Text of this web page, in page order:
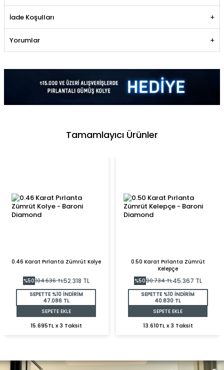
İade Koşulları
Yorumlar
Tamamlayıcı Ürünler
0.46 Karat Pırlanta Zümrüt Kolye
%50104.636TL52.318 TL
SEPETTE %10 İNDİRİM
47.086 TL
SEPETE EKLE
15.695TL x 3 Taksit
0.50 Karat Pırlanta Zümrüt
Kelepçe
%5090.734TL45.367 TL
SEPETTE %10 İNDİRİM
40.830 TL
SEPETE EKLE
13.610TL x 3 Taksit